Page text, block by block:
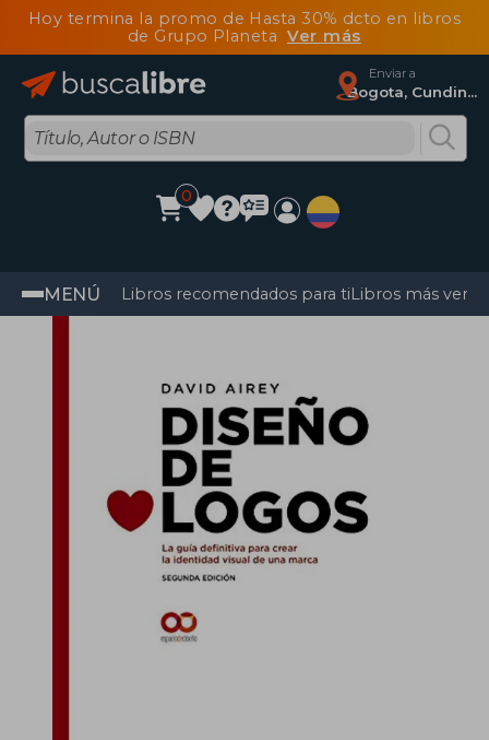
Hoy termina la promo de Hasta 30% dcto en libros
de Grupo Planeta Ver más
Enviar a
Bogota, Cundinamarca
0
MENÚ Libros recomendados para tiLibros más